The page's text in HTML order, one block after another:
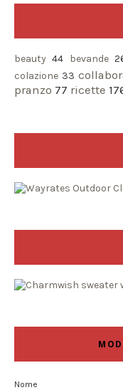
beauty 44 bevande
colazione 33
pranzo 77 ricette
Nome